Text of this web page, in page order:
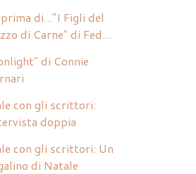
di..."I Figli del
di Carne" di Fed...
di Connie
con gli scrittori:
doppia
con gli scrittori: Un
di Natale